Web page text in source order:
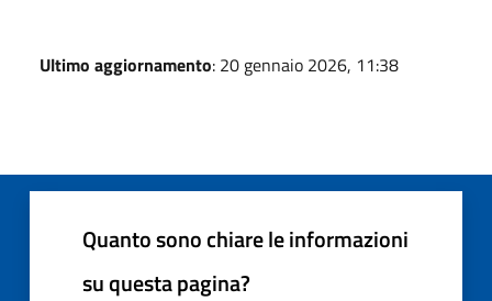
Ultimo aggiornamento: 20 gennaio 2026, 11:38
Quanto sono chiare le informazioni
su questa pagina?